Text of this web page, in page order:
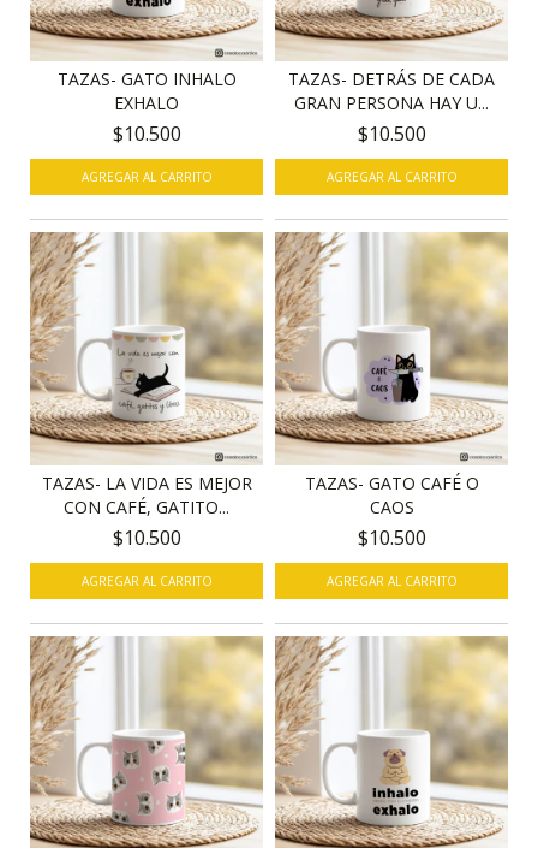
TAZAS- GATO INHALO
EXHALO
$10.500
TAZAS- DETRÁS DE CADA
GRAN PERSONA HAY U...
$10.500
TAZAS- LA VIDA ES MEJOR
CON CAFÉ, GATITO...
$10.500
TAZAS- GATO CAFÉ O
CAOS
$10.500